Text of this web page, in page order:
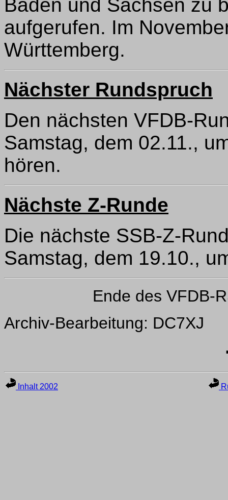
Baden und Sachsen zu
aufgerufen. Im
Württemberg.
Nächster Rundspruch
Den nächsten VFDB-
Samstag, dem 02.11.,
hören.
Nächste Z-Runde
Die nächste SSB-Z-
Samstag, dem 19.10.,
Ende des VFDB-
Archiv-Bearbeitung: DC7XJ
Inhalt 2002